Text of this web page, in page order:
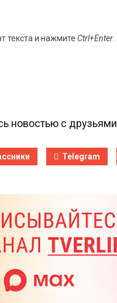
текста и нажмите Ctrl+Enter
новостью с друзьями
Telegram